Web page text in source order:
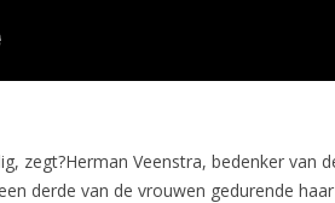
zegt?Herman Veenstra, bedenker
derde van de vrouwen gedurende